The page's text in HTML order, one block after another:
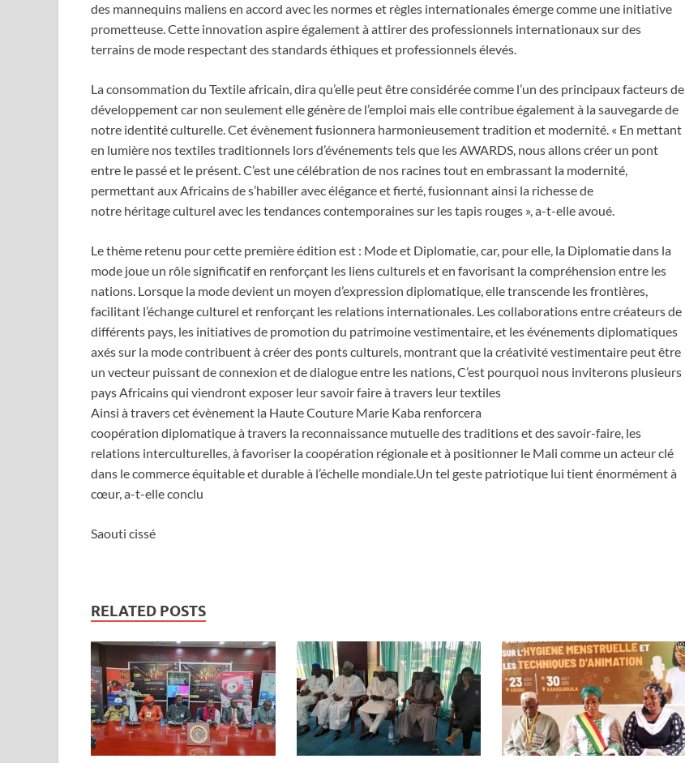
des mannequins maliens en accord avec les normes et règles internationales émerge comme une initiative
prometteuse. Cette innovation aspire également à attirer des professionnels internationaux sur des
terrains de mode respectant des standards éthiques et professionnels élevés.
La consommation du Textile africain, dira qu’elle peut être considérée comme l’un des principaux facteurs de
développement car non seulement elle génère de l’emploi mais elle contribue également à la sauvegarde de
notre identité culturelle. Cet évènement fusionnera harmonieusement tradition et modernité. « En mettant
en lumière nos textiles traditionnels lors d’événements tels que les AWARDS, nous allons créer un pont
entre le passé et le présent. C’est une célébration de nos racines tout en embrassant la modernité,
permettant aux Africains de s’habiller avec élégance et fierté, fusionnant ainsi la richesse de
notre héritage culturel avec les tendances contemporaines sur les tapis rouges », a-t-elle avoué.
Le thème retenu pour cette première édition est : Mode et Diplomatie, car, pour elle, la Diplomatie dans la
mode joue un rôle significatif en renforçant les liens culturels et en favorisant la compréhension entre les
nations. Lorsque la mode devient un moyen d’expression diplomatique, elle transcende les frontières,
facilitant l’échange culturel et renforçant les relations internationales. Les collaborations entre créateurs de
différents pays, les initiatives de promotion du patrimoine vestimentaire, et les événements diplomatiques
axés sur la mode contribuent à créer des ponts culturels, montrant que la créativité vestimentaire peut être
un vecteur puissant de connexion et de dialogue entre les nations, C’est pourquoi nous inviterons plusieurs
pays Africains qui viendront exposer leur savoir faire à travers leur textiles
Ainsi à travers cet évènement la Haute Couture Marie Kaba renforcera
coopération diplomatique à travers la reconnaissance mutuelle des traditions et des savoir-faire, les
relations interculturelles, à favoriser la coopération régionale et à positionner le Mali comme un acteur clé
dans le commerce équitable et durable à l’échelle mondiale.Un tel geste patriotique lui tient énormément à
cœur, a-t-elle conclu
Saouti cissé
RELATED POSTS